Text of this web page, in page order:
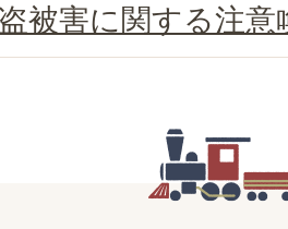
被害に関する注